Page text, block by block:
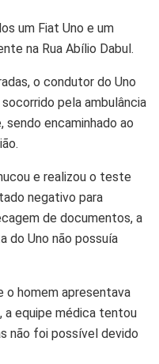
um Fiat Uno e um
na Rua Abílio Dabul.
o condutor do Uno
pela ambulância
sendo encaminhado ao
e realizou o teste
negativo para
de documentos, a
do Uno não possuía
o homem apresentava
a equipe médica tentou
não foi possível devido